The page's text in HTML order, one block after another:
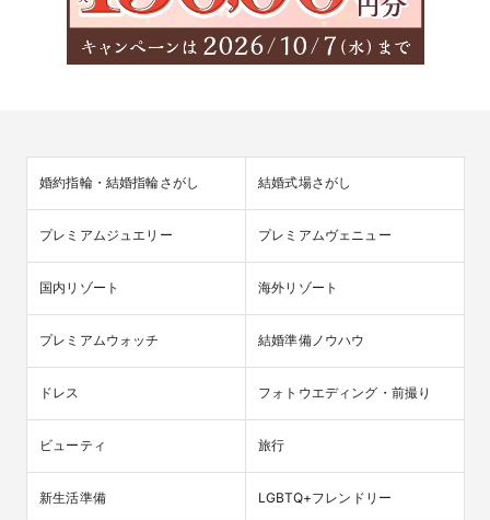
婚約指輪・結婚指輪さがし 結婚式場さがし
プレミアムジュエリー プレミアムヴェニュー
国内リゾート 海外リゾート
プレミアムウォッチ 結婚準備ノウハウ
ドレス フォトウエディング・前撮り
ビューティ 旅行
新生活準備 LGBTQ+フレンドリー